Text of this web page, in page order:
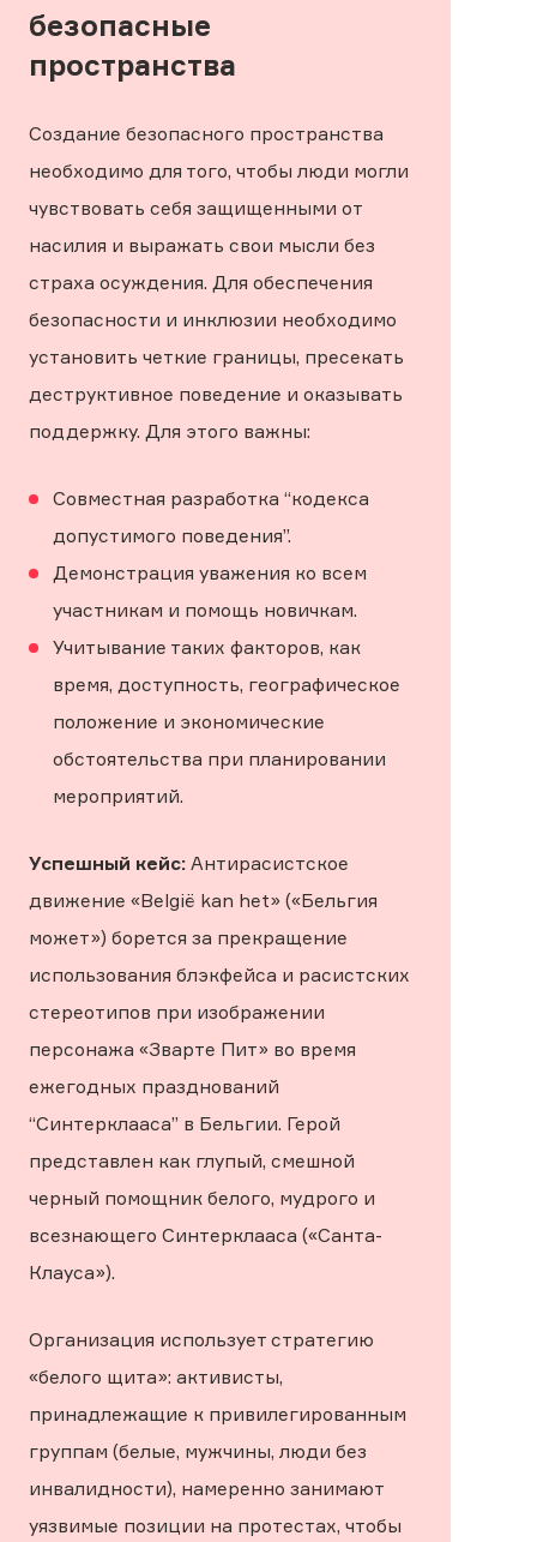
безопасные
пространства
Создание безопасного пространства
необходимо для того, чтобы люди могли
чувствовать себя защищенными от
насилия и выражать свои мысли без
страха осуждения. Для обеспечения
безопасности и инклюзии необходимо
установить четкие границы, пресекать
деструктивное поведение и оказывать
поддержку. Для этого важны:
Совместная разработка “кодекса
допустимого поведения”.
Демонстрация уважения ко всем
участникам и помощь новичкам.
Учитывание таких факторов, как
время, доступность, географическое
положение и экономические
обстоятельства при планировании
мероприятий.
Успешный кейс: Антирасистское
движение «België kan het» («Бельгия
может») борется за прекращение
использования блэкфейса и расистских
стереотипов при изображении
персонажа «Зварте Пит» во время
ежегодных празднований
“Синтерклааса” в Бельгии. Герой
представлен как глупый, смешной
черный помощник белого, мудрого и
всезнающего Синтерклааса («Санта-
Клауса»).
Организация использует стратегию
«белого щита»: активисты,
принадлежащие к привилегированным
группам (белые, мужчины, люди без
инвалидности), намеренно занимают
уязвимые позиции на протестах, чтобы